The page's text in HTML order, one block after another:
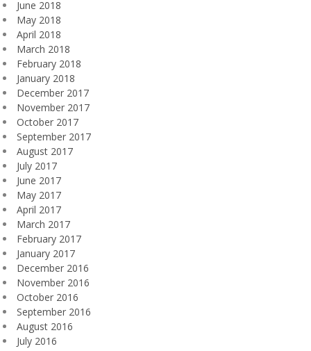
June 2018
May 2018
April 2018
March 2018
February 2018
January 2018
December 2017
November 2017
October 2017
September 2017
August 2017
July 2017
June 2017
May 2017
April 2017
March 2017
February 2017
January 2017
December 2016
November 2016
October 2016
September 2016
August 2016
July 2016